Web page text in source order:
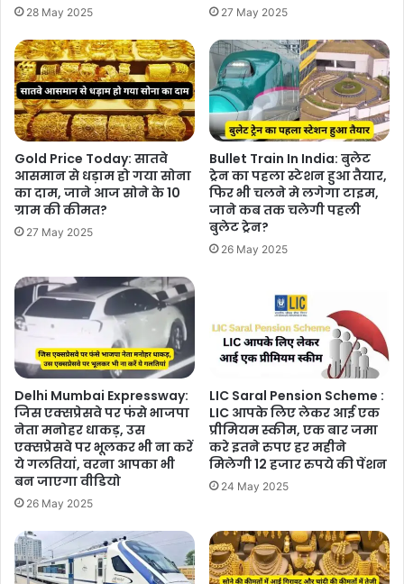
28 May 2025 27 May 2025
Gold Price Today: सातवे
आसमान से धड़ाम हो गया सोना
का दाम, जाने आज सोने के 10
ग्राम की कीमत?
27 May 2025
Bullet Train In India: बुलेट
ट्रेन का पहला स्टेशन हुआ तैयार,
फिर भी चलने मे लगेगा टाइम,
जाने कब तक चलेगी पहली
बुलेट ट्रेन?
26 May 2025
Delhi Mumbai Expressway:
जिस एक्सप्रेसवे पर फंसे भाजपा
नेता मनोहर धाकड़, उस
एक्सप्रेसवे पर भूलकर भी ना करें
ये गलतियां, वरना आपका भी
बन जाएगा वीडियो
26 May 2025
LIC Saral Pension Scheme :
LIC आपके लिए लेकर आई एक
प्रीमियम स्कीम, एक बार जमा
करे इतने रुपए हर महीने
मिलेगी 12 हजार रुपये की पेंशन
24 May 2025